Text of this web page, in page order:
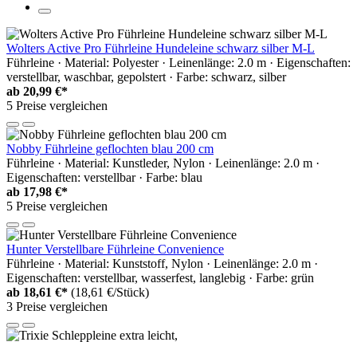
Wolters Active Pro Führleine Hundeleine schwarz silber M-L
Führleine · Material: Polyester · Leinenlänge: 2.0 m · Eigenschaften:
verstellbar, waschbar, gepolstert · Farbe: schwarz, silber
ab 20,99 €*
5 Preise vergleichen
Nobby Führleine geflochten blau 200 cm
Führleine · Material: Kunstleder, Nylon · Leinenlänge: 2.0 m ·
Eigenschaften: verstellbar · Farbe: blau
ab 17,98 €*
5 Preise vergleichen
Hunter Verstellbare Führleine Convenience
Führleine · Material: Kunststoff, Nylon · Leinenlänge: 2.0 m ·
Eigenschaften: verstellbar, wasserfest, langlebig · Farbe: grün
ab 18,61 €* (18,61 €/Stück)
3 Preise vergleichen